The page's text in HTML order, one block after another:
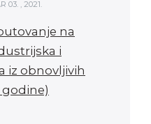
03. , 2021.
na
i
iz obnovljivih
godine)